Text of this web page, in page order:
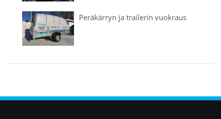
Peräkärryn ja trailerin vuokraus